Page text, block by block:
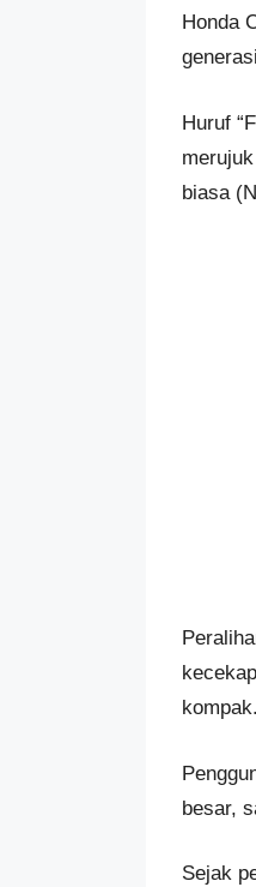
Honda
Huruf
biasa
kompak.
besar,
Sejak